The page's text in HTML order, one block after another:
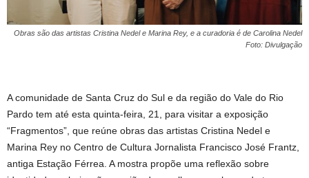
Obras são das artistas Cristina Nedel e Marina Rey, e a curadoria é de Carolina Nedel
Foto: Divulgação
A comunidade de Santa Cruz do Sul e da região do Vale do Rio
Pardo tem até esta quinta-feira, 21, para visitar a exposição
“Fragmentos”, que reúne obras das artistas Cristina Nedel e
Marina Rey no Centro de Cultura Jornalista Francisco José Frantz,
antiga Estação Férrea. A mostra propõe uma reflexão sobre